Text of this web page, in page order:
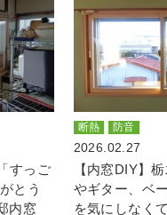
すっご
とう
内窓
断熱 防音
2026.02.27
【内窓DIY】
やギター、ベ
を気にしなく